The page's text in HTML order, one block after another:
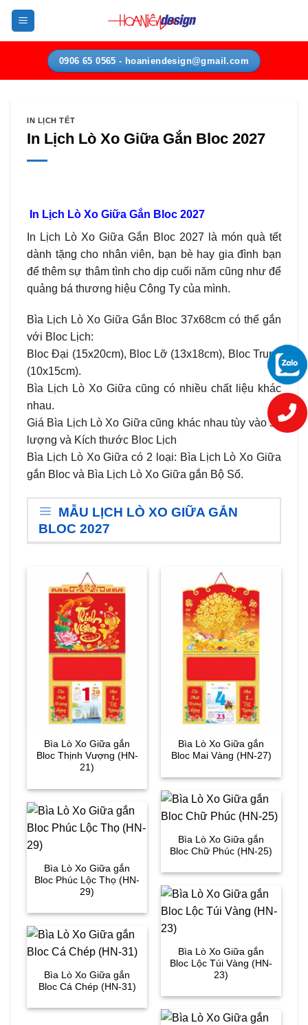
Bỏ
nội
0906 65 0565 - hoaniendesign@gmail.com
IN LỊCH TẾT
In Lịch Lò Xo Giữa Gắn Bloc 2027
In Lịch Lò Xo Giữa Gắn Bloc 2027
In Lịch Lò Xo Giữa Gắn Bloc 2027 là món quà tết
dành tặng cho nhân viên, bạn bè hay gia đình bạn
để thêm sự thâm tình cho dịp cuối năm cũng như để
quảng bá thương hiệu Công Ty của mình.
Bìa Lịch Lò Xo Giữa Gắn Bloc 37x68cm có thể gắn
với Bloc Lịch:
Bloc Đại (15x20cm), Bloc Lỡ (13x18cm), Bloc Trung
(10x15cm).
Bìa Lịch Lò Xo Giữa cũng có nhiều chất liệu khác
nhau.
Giá Bìa Lịch Lò Xo Giữa cũng khác nhau tùy vào số
lượng và Kích thước Bloc Lịch
Bìa Lịch Lò Xo Giữa có 2 loại: Bìa Lịch Lò Xo Giữa
gắn Bloc và Bìa Lịch Lò Xo Giữa gắn Bộ Số.
MẪU LỊCH LÒ XO GIỮA GẮN
BLOC 2027
Bìa Lò Xo Giữa gắn
Bloc Thịnh Vượng (HN-
21)
Bìa Lò Xo Giữa gắn
Bloc Mai Vàng (HN-27)
Bìa Lò Xo Giữa gắn
Bloc Chữ Phúc (HN-25)
Bìa Lò Xo Giữa gắn
Bloc Phúc Lộc Thọ (HN-
29)
Bìa Lò Xo Giữa gắn
Bloc Lộc Túi Vàng (HN-
23)
Bìa Lò Xo Giữa gắn
Bloc Cá Chép (HN-31)